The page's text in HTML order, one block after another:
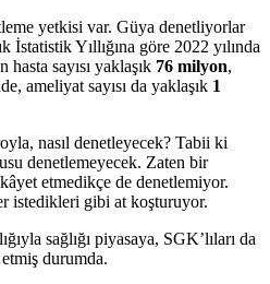
yetkisi var. Güya denetliyorlar
İstatistik Yıllığına göre 2022 yılında
sayısı yaklaşık 76 milyon,
ameliyat sayısı da yaklaşık 1
nasıl denetleyecek? Tabii ki
denetlemeyecek. Zaten bir
etmedikçe de denetlemiyor.
istedikleri gibi at koşturuyor.
sağlığı piyasaya, SGK’lıları da
durumda.